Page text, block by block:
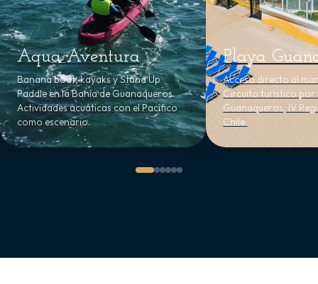
Aqua Aventura
Banana boat, kayaks y Stand Up
Paddle en la Bahía de Guanaqueros.
Actividades acuáticas con el Pacífico
como escenario.
Playa
Acceso directo al
Circuito turístico por
Guanaqueros, IV
Chile.